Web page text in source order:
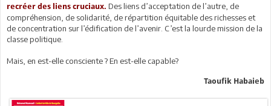
recréer des liens cruciaux. Des liens d’acceptation de l’autre, de
compréhension, de solidarité, de répartition équitable des richesses et
de concentration sur l’édification de l’avenir. C’est la lourde mission de la
classe politique.
Mais, en est-elle consciente ? En est-elle capable?
Taoufik Habaieb